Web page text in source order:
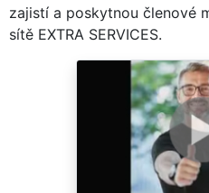
zajistí a poskytnou členové
sítě EXTRA SERVICES.